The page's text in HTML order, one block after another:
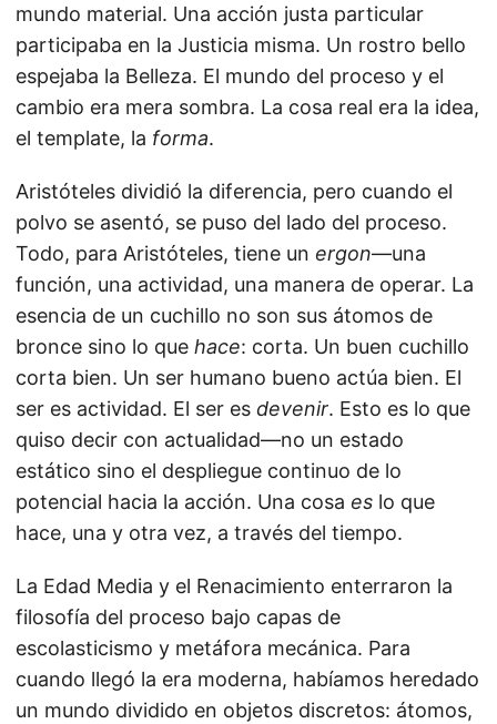
mundo material. Una acción justa particular
participaba en la Justicia misma. Un rostro bello
espejaba la Belleza. El mundo del proceso y el
cambio era mera sombra. La cosa real era la idea,
el template, la forma.
Aristóteles dividió la diferencia, pero cuando el
polvo se asentó, se puso del lado del proceso.
Todo, para Aristóteles, tiene un ergon—una
función, una actividad, una manera de operar. La
esencia de un cuchillo no son sus átomos de
bronce sino lo que hace: corta. Un buen cuchillo
corta bien. Un ser humano bueno actúa bien. El
ser es actividad. El ser es devenir. Esto es lo que
quiso decir con actualidad—no un estado
estático sino el despliegue continuo de lo
potencial hacia la acción. Una cosa es lo que
hace, una y otra vez, a través del tiempo.
La Edad Media y el Renacimiento enterraron la
filosofía del proceso bajo capas de
escolasticismo y metáfora mecánica. Para
cuando llegó la era moderna, habíamos heredado
un mundo dividido en objetos discretos: átomos,